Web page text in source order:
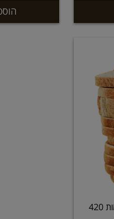
לחם פלא פרוס דל חמימות 420